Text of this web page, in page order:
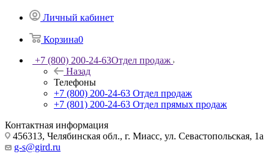
Личный кабинет
Корзина0
+7 (800) 200-24-63Отдел продаж
Назад
Телефоны
+7 (800) 200-24-63 Отдел продаж
+7 (801) 200-24-63 Отдел прямых продаж
Контактная информация
456313, Челябинская обл., г. Миасс, ул. Севастопольская, 1а
g-s@gird.ru